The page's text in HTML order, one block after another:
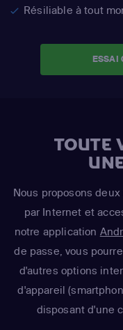
Résiliable à tout
ESSAI
TOUTE
Nous proposons
par Internet et
notre application
de passe, vous
d'autres options
d'appareil
disposant d'une